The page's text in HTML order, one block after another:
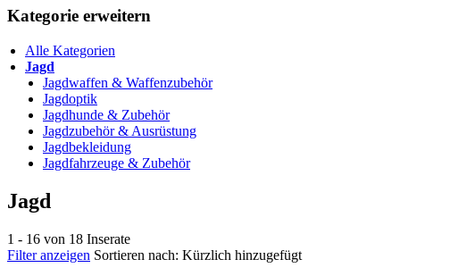
Kategorie erweitern
Alle Kategorien
Jagd
Jagdwaffen & Waffenzubehör
Jagdoptik
Jagdhunde & Zubehör
Jagdzubehör & Ausrüstung
Jagdbekleidung
Jagdfahrzeuge & Zubehör
Jagd
1 - 16 von 18 Inserate
Filter anzeigen Sortieren nach: Kürzlich hinzugefügt